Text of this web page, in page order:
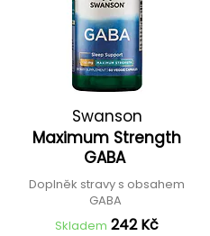
Swanson
Maximum Strength
GABA
Doplněk stravy s obsahem
GABA
Skladem 242 Kč